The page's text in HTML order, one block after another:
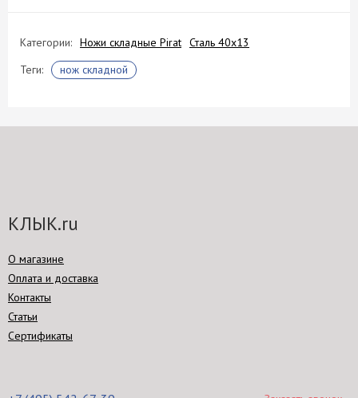
Категории: Ножи складные Pirat Сталь 40х13
Теги:
нож складной
КЛЫК.ru
О магазине
Оплата и доставка
Контакты
Статьи
Сертификаты